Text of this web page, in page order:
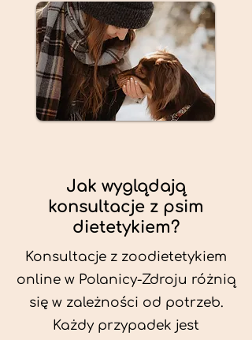
Jak wyglądają
konsultacje z psim
dietetykiem?
Konsultacje z zoodietetykiem
online w Polanicy-Zdroju różnią
się w zależności od potrzeb.
Każdy przypadek jest